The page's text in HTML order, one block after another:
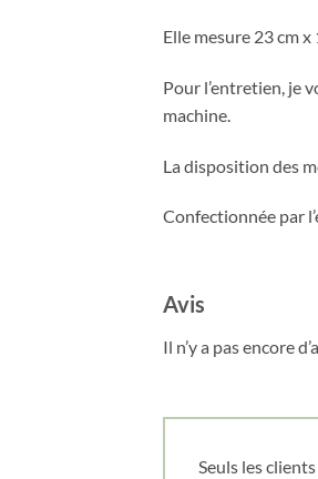
Elle mesure 23 cm x
Pour l’entretien, je
machine.
La disposition des
Confectionnée par
Avis
Il n’y a pas encore
Seuls les